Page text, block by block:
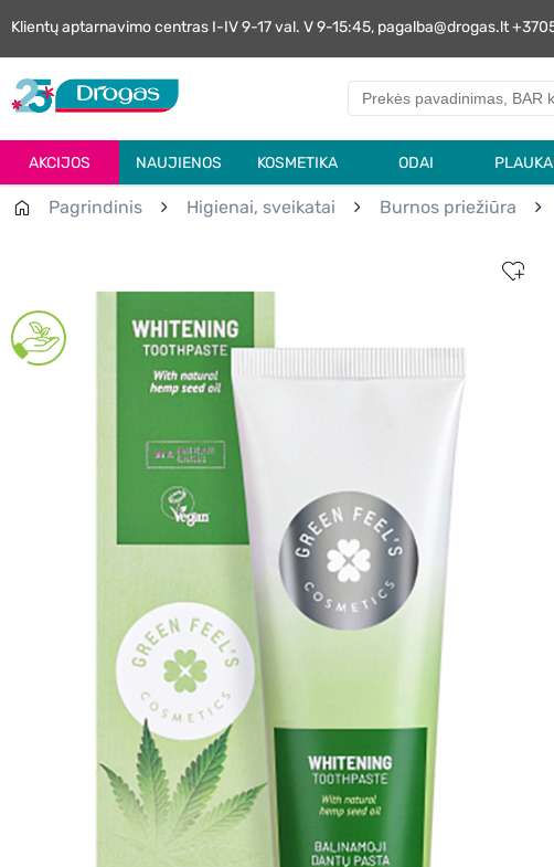
Klientų aptarnavimo centras I-IV 9-17 val. V 9-15:45, pagalba@drogas.lt
AKCIJOS NAUJIENOS KOSMETIKA ODAI
Pagrindinis Higienai, sveikatai Burnos priežiūra